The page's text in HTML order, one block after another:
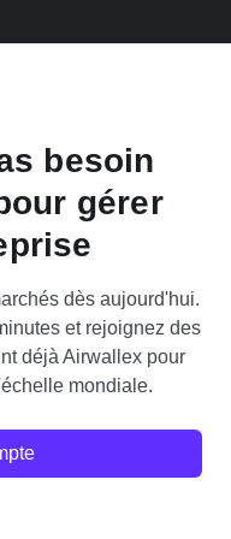
besoin
gérer
dès aujourd'hui.
et rejoignez des
déjà Airwallex pour
mondiale.